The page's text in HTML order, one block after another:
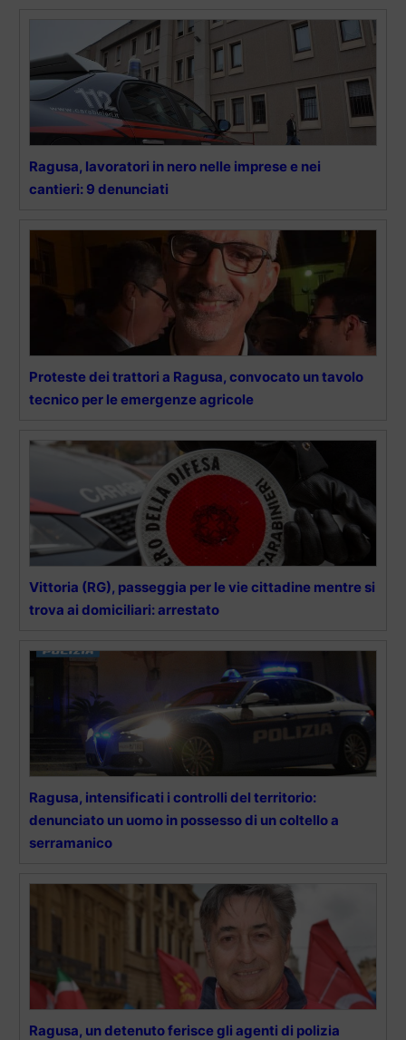
Ragusa, lavoratori in nero nelle imprese e nei
cantieri: 9 denunciati
Proteste dei trattori a Ragusa, convocato un tavolo
tecnico per le emergenze agricole
Vittoria (RG), passeggia per le vie cittadine mentre si
trova ai domiciliari: arrestato
Ragusa, intensificati i controlli del territorio:
denunciato un uomo in possesso di un coltello a
serramanico
Ragusa, un detenuto ferisce gli agenti di polizia